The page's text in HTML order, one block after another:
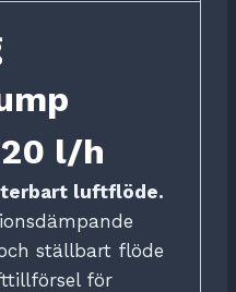
l/h
luftflöde.
ställbart flöde
för